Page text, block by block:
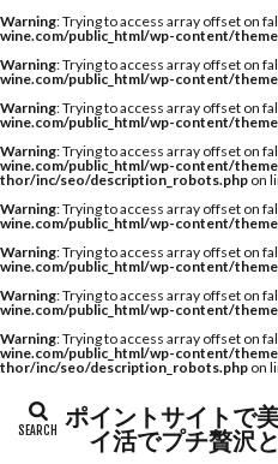
Warning: Trying to access array offset on
wine.com/public_html/wp-content/
Warning: Trying to access array offset on
wine.com/public_html/wp-content/
Warning: Trying to access array offset on
wine.com/public_html/wp-content/
Warning: Trying to access array offset on
wine.com/public_html/wp-content/
thor/inc/seo/description_robots.php on
Warning: Trying to access array offset on
wine.com/public_html/wp-content/
Warning: Trying to access array offset on
wine.com/public_html/wp-content/
Warning: Trying to access array offset on
wine.com/public_html/wp-content/
Warning: Trying to access array offset on
wine.com/public_html/wp-content/
thor/inc/seo/description_robots.php on
ポイントサイトで
イ活でプチ贅沢